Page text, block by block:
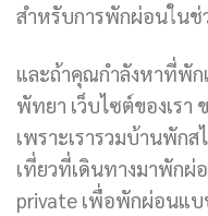
สำหรับการพักผ่อนในช่
และถ้าคุณกำลังหาที่พัก
พัทยา เว็บไซต์ของเร
เพราะเรารวมบ้านพัก
เที่ยวที่เดินทางมาพักผ่
private เพื่อพักผ่อนแ